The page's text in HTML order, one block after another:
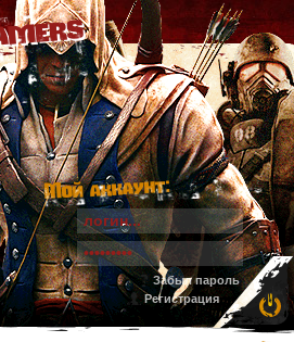
Мой аккаунт:
Забыл пароль
Регистрация